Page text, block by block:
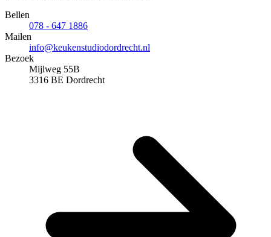
Bellen
078 - 647 1886
Mailen
info@keukenstudiodordrecht.nl
Bezoek
Mijlweg 55B
3316 BE Dordrecht